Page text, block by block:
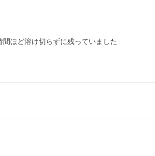
ほど溶け切らずに残っていました